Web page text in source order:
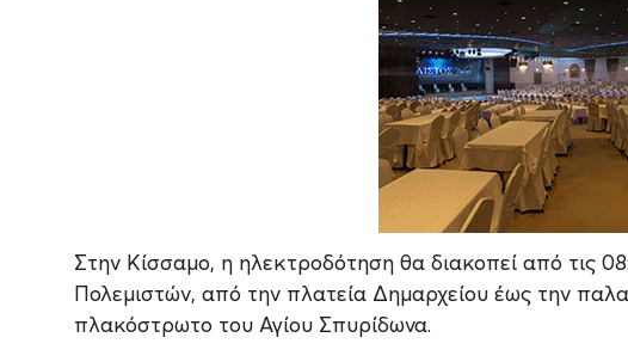
Στην Κίσσαμο, η ηλεκτροδότηση θα διακοπεί από τις
Πολεμιστών, από την πλατεία Δημαρχείου έως την
πλακόστρωτο του Αγίου Σπυρίδωνα.